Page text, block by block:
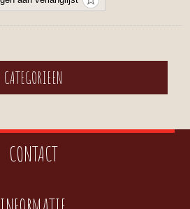
CATEGORIEEN
CONTACT